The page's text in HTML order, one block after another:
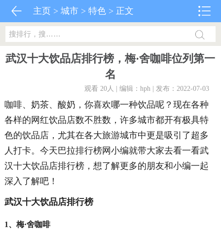
主页 >城市 >特色 > 正文
武汉十大饮品店排行榜，梅·舍咖啡位列第一
名
观看 20人 | 编辑：hph | 发布：2022-07-03
咖啡、奶茶、酸奶，你喜欢哪一种饮品呢？现在各种
各样的网红饮品店数不胜数，许多城市都开有极具特
色的饮品店，尤其在各大旅游城市中更是吸引了超多
人打卡。今天巴拉排行榜网小编就带大家去看一看武
汉十大饮品店排行榜，想了解更多的朋友和小编一起
深入了解吧！
武汉十大饮品店排行榜
1、梅·舍咖啡